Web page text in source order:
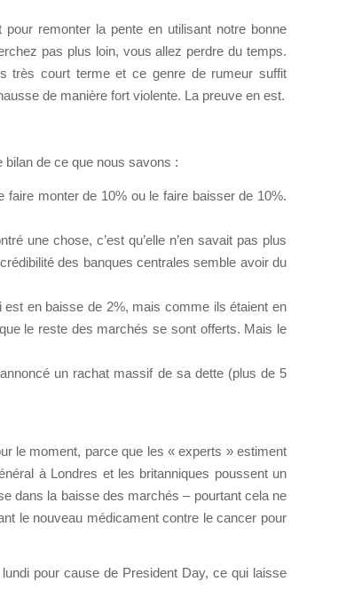
remonter la pente en utilisant notre bonne
pas plus loin, vous allez perdre du temps.
très court terme et ce genre de rumeur suffit
de manière fort violente. La preuve en est.
bilan de ce que nous savons :
monter de 10% ou le faire baisser de 10%.
une chose, c’est qu’elle n’en savait pas plus
des banques centrales semble avoir du
en baisse de 2%, mais comme ils étaient en
le reste des marchés se sont offerts. Mais le
un rachat massif de sa dette (plus de 5
le moment, parce que les « experts » estiment
à Londres et les britanniques poussent un
dans la baisse des marchés – pourtant cela ne
le nouveau médicament contre le cancer pour
pour cause de President Day, ce qui laisse